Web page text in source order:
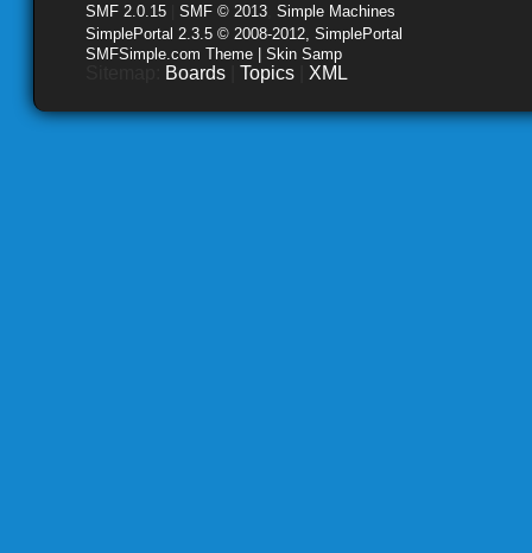
SMF 2.0.15 SMF © 2013 Simple Machines
SimplePortal 2.3.5 © 2008-2012, SimplePortal
SMFSimple.com Theme | Skin Samp
Boards Topics XML